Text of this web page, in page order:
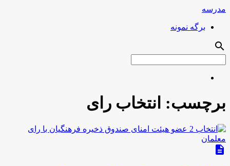
مدرسه
برگه نمونه
search
برچسب: انتخاب رای
description